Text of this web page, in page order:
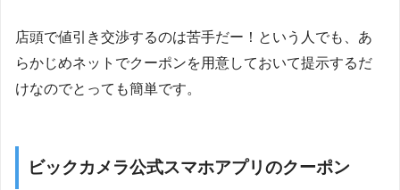
店頭で値引き交渉するのは苦手だー！という人でも、あ
らかじめネットでクーポンを用意しておいて提示するだ
けなのでとっても簡単です。
ビックカメラ公式スマホアプリのクーポン